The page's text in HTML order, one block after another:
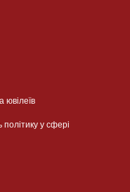
ювілеїв
у сфері